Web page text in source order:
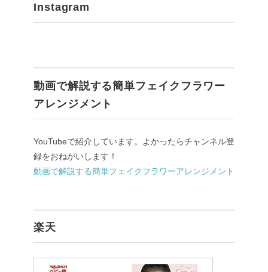
Instagram
動画で解説する簡単フェイクフラワー
アレンジメント
YouTubeで紹介しています。よかったらチャンネル登
録をおねがいします！
動画で解説する簡単フェイクフラワーアレンジメント
楽天